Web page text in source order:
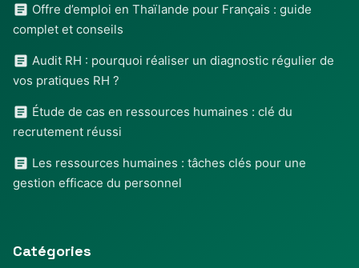
Offre d’emploi en Thaïlande pour Français : guide
complet et conseils
Audit RH : pourquoi réaliser un diagnostic régulier de
vos pratiques RH ?
Étude de cas en ressources humaines : clé du
recrutement réussi
Les ressources humaines : tâches clés pour une
gestion efficace du personnel
Catégories